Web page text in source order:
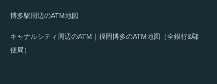
博多駅周辺のATM地図
キャナルシティ周辺のATM｜福岡博多のATM地図（全銀行&郵
便局）